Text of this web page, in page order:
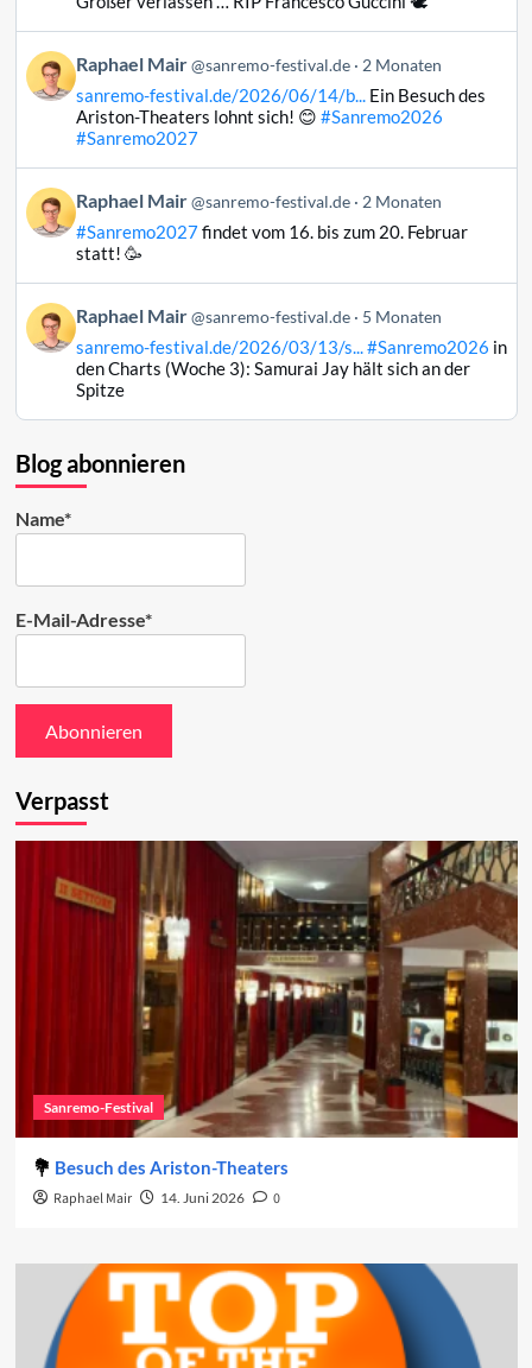
Bluesky
ansehen
Beitrag
von
Raphael
ansehen
Raphael Mair @sanremo-festival.de 2 Monaten
sanremo-festival.de/2026/06/14/b...Ein Besuch des
Ariston-Theaters lohnt sich! 😊 #Sanremo2026
#Sanremo2027
Beitrag
von
Raphael
Bluesky
ansehen
Raphael Mair @sanremo-festival.de 2 Monaten
#Sanremo2027findet vom 16. bis zum 20. Februar
statt! 🥳
Beitrag
von
Raphael
ansehen
Raphael Mair @sanremo-festival.de 5 Monaten
sanremo-festival.de/2026/03/13/s...#Sanremo2026 in
den Charts (Woche 3): Samurai Jay hält sich an der
Spitze
Blog abonnieren
Name*
E-Mail-Adresse*
Verpasst
Sanremo-Festival
Besuch des Ariston-Theaters
Raphael Mair 14. Juni 2026 0